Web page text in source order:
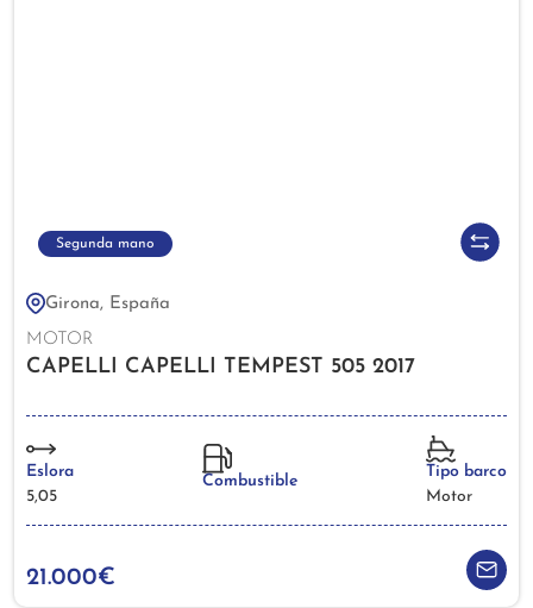
Segunda mano
Girona, España
MOTOR
CAPELLI CAPELLI TEMPEST 505 2017
Eslora
5,05
Combustible
Tipo barco
Motor
21.000€